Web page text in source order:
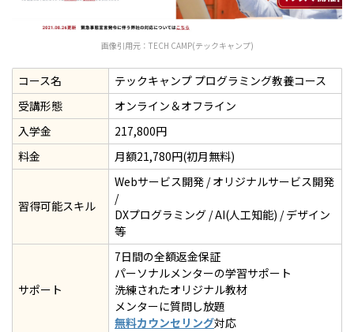
画像引用元： TECH CAMP(テックキャンプ)
コース名
テックキャンプ プログラミング教養コース
受講形態
オンライン＆オフライン
入学金
217,800円
料金
月額21,780円(初月無料)
習得可能スキル
Webサービス開発 / オリジナルサービス開発
/
DXプログラミング / AI(人工知能) / デザイン
等
サポート
7日間の全額返金保証
パーソナルメンターの学習サポート
洗練されたオリジナル教材
メンターに質問し放題
無料カウンセリング対応